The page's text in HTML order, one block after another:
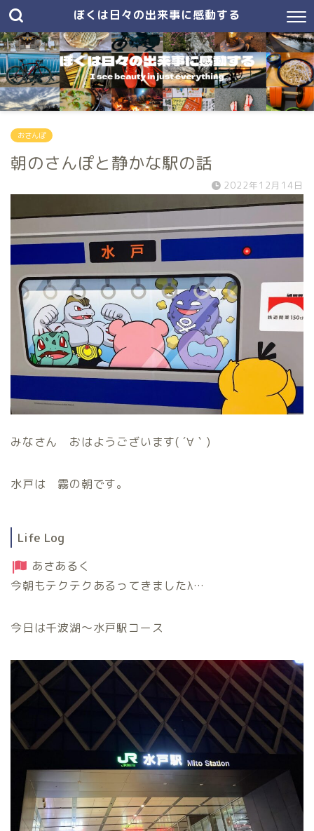
ぼくは日々の出来事に感動する
おさんぽ
朝のさんぽと静かな駅の話
2022年12月14日
みなさん おはようございます( ´∀｀)
水戸は 霧の朝です。
Life Log
あさあるく
今朝もテクテクあるってきましたλ…
今日は千波湖〜水戸駅コース